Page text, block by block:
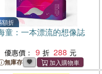
額折
童：一本漂流的想像誌
優惠價： 9 288
無庫存